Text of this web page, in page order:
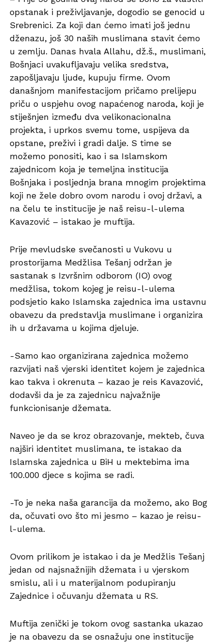
opstanak i preživljavanje, dogodio se genocid u
Srebrenici. Za koji dan ćemo imati još jednu
dženazu, još 30 naših muslimana stavit ćemo
u zemlju. Danas hvala Allahu, dž.š., muslimani,
Bošnjaci uvakufljavaju velika sredstva,
zapošljavaju ljude, kupuju firme. Ovom
današnjom manifestacijom pričamo prelijepu
priču o uspjehu ovog napaćenog naroda, koji je
stiješnjen između dva velikonacionalna
projekta, i uprkos svemu tome, uspijeva da
opstane, preživi i gradi dalje. S time se
možemo ponositi, kao i sa Islamskom
zajednicom koja je temeljna institucija
Bošnjaka i posljednja brana mnogim projektima
koji ne žele dobro ovom narodu i ovoj državi, a
na čelu te institucije je naš reisu-l-ulema
Kavazović – istakao je muftija.
Prije mevludske svečanosti u Vukovu u
prostorijama Medžlisa Tešanj održan je
sastanak s Izvršnim odborom (IO) ovog
medžlisa, tokom kojeg je reisu-l-ulema
podsjetio kako Islamska zajednica ima ustavnu
obavezu da predstavlja muslimane i organizira
ih u državama u kojima djeluje.
-Samo kao organizirana zajednica možemo
razvijati naš vjerski identitet kojem je zajednica
kao takva i okrenuta – kazao je reis Kavazović,
dodavši da je za zajednicu najvažnije
funkcionisanje džemata.
Naveo je da se kroz obrazovanje, mekteb, čuva
najširi identitet muslimana, te istakao da
Islamska zajednica u BiH u mektebima ima
100.000 djece s kojima se radi.
-To je neka naša garancija da možemo, ako Bog
da, očuvati ovo što mi jesmo – kazao je reisu-
l-ulema.
Ovom prilikom je istakao i da je Medžlis Tešanj
jedan od najsnažnijih džemata i u vjerskom
smislu, ali i u materijalnom podupiranju
Zajednice i očuvanju džemata u RS.
Muftija zenički je tokom ovog sastanka ukazao
je na obavezu da se osnažuju one institucije